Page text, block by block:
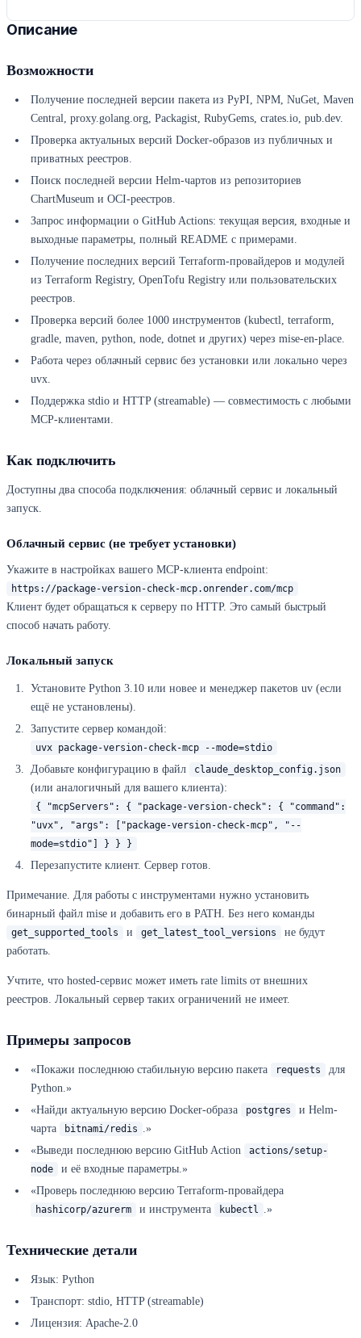
Описание
Возможности
Получение последней версии пакета из PyPI, NPM, NuGet, Maven
Central, proxy.golang.org, Packagist, RubyGems, crates.io, pub.dev.
Проверка актуальных версий Docker-образов из публичных и
приватных реестров.
Поиск последней версии Helm-чартов из репозиториев
ChartMuseum и OCI-реестров.
Запрос информации о GitHub Actions: текущая версия, входные и
выходные параметры, полный README с примерами.
Получение последних версий Terraform-провайдеров и модулей
из Terraform Registry, OpenTofu Registry или пользовательских
реестров.
Проверка версий более 1000 инструментов (kubectl, terraform,
gradle, maven, python, node, dotnet и других) через mise-en-place.
Работа через облачный сервис без установки или локально через
uvx.
Поддержка stdio и HTTP (streamable) — совместимость с любыми
MCP-клиентами.
Как подключить
Доступны два способа подключения: облачный сервис и локальный
запуск.
Облачный сервис (не требует установки)
Укажите в настройках вашего MCP-клиента endpoint:
https://package-version-check-mcp.onrender.com/mcp
Клиент будет обращаться к серверу по HTTP. Это самый быстрый
способ начать работу.
Локальный запуск
Установите Python 3.10 или новее и менеджер пакетов uv (если
ещё не установлены).
Запустите сервер командой:
uvx package-version-check-mcp --mode=stdio
Добавьте конфигурацию в файл claude_desktop_config.json
(или аналогичный для вашего клиента):
{ "mcpServers": { "package-version-check": { "command":
"uvx", "args": ["package-version-check-mcp", "--
mode=stdio"] } } }
Перезапустите клиент. Сервер готов.
Примечание. Для работы с инструментами нужно установить
бинарный файл mise и добавить его в PATH. Без него команды
get_supported_tools и get_latest_tool_versions
не будут
работать.
Учтите, что hosted-сервис может иметь rate limits от внешних
реестров. Локальный сервер таких ограничений не имеет.
Примеры запросов
«Покажи последнюю стабильную версию пакета requests
для
Python.»
«Найди актуальную версию Docker-образа
postgres
и Helm-
чарта
bitnami/redis .»
«Выведи последнюю версию GitHub Action
actions/setup-
node
и её входные параметры.»
«Проверь последнюю версию Terraform-провайдера
hashicorp/azurerm и инструмента kubectl .»
Технические детали
Язык: Python
Транспорт: stdio, HTTP (streamable)
Лицензия: Apache-2.0